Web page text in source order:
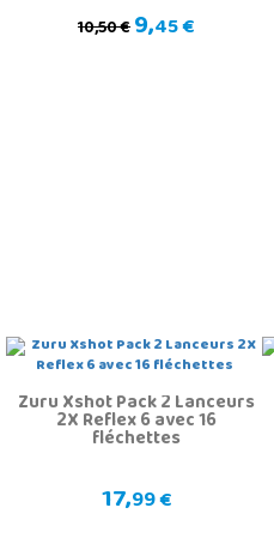
10,50 €9,45 €
Zuru Xshot Pack 2 Lanceurs
2X Reflex 6 avec 16
fléchettes
17,99 €